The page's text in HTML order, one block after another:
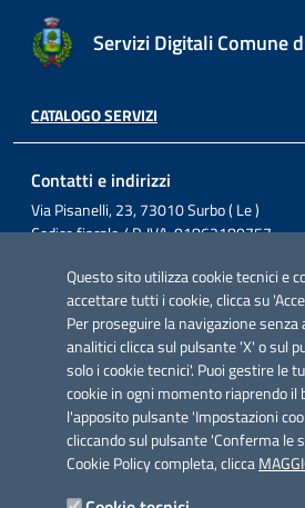
Questo sito utilizza cookie tecnici e
accettare tutti i cookie, clicca su
Per proseguire la navigazione senza
analitici clicca sul pulsante 'X' o sul
solo i cookie tecnici'. Puoi gestire le
cookie in ogni momento riaprendo il
l'apposito pulsante 'Impostazioni
cliccando sul pulsante 'Conferma le
Cookie Policy completa, clicca
Servizi Digitali Comune
CATALOGO SERVIZI
Contatti e indirizzi
Via Pisanelli, 23, 73010 Surbo ( Le )
Codice fiscale / P. IVA: 01862180757
Fax: 0832 360821
Email: comunesurbo@pec.it
Posta Elettronica Certificata:
Iniziativa finanziata con risorse del POC
Azione 2.3.